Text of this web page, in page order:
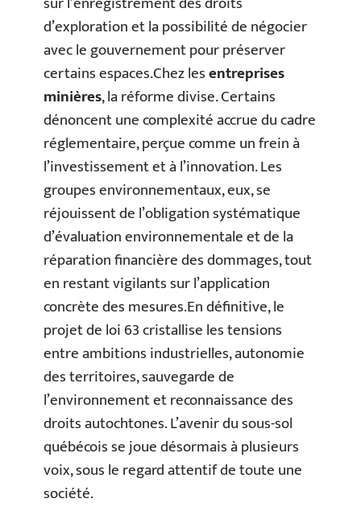
d’exploration et la possibilité de négocier
avec le gouvernement pour préserver
certains espaces.Chez lesentreprises
minières, la réforme divise. Certains
dénoncent une complexité accrue du cadre
réglementaire, perçue comme un frein à
l’investissement et à l’innovation. Les
groupes environnementaux, eux, se
réjouissent de l’obligation systématique
d’évaluation environnementale et de la
réparation financière des dommages, tout
en restant vigilants sur l’application
concrète des mesures.En définitive, le
projet de loi 63 cristallise les tensions
entre ambitions industrielles, autonomie
des territoires, sauvegarde de
l’environnement et reconnaissance des
droits autochtones. L’avenir du sous-sol
québécois se joue désormais à plusieurs
voix, sous le regard attentif de toute une
société.